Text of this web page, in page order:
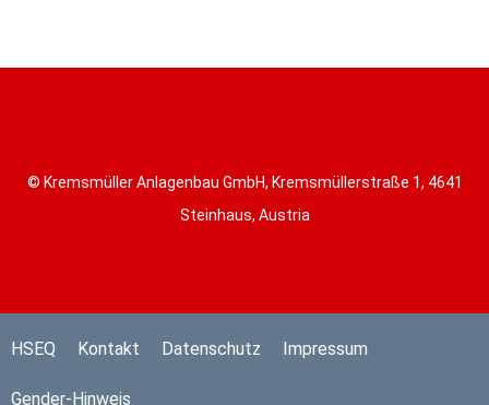
© Kremsmüller Anlagenbau GmbH, Kremsmüllerstraße 1, 4641
Steinhaus, Austria
HSEQ Kontakt Datenschutz Impressum
Gender-Hinweis